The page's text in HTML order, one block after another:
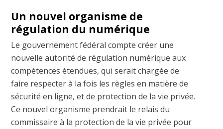
Un nouvel organisme de
régulation du numérique
Le gouvernement fédéral compte créer une
nouvelle autorité de régulation numérique aux
compétences étendues, qui serait chargée de
faire respecter à la fois les règles en matière de
sécurité en ligne, et de protection de la vie privée.
Ce nouvel organisme prendrait le relais du
commissaire à la protection de la vie privée pour